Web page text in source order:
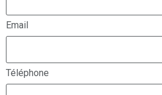
Email
Téléphone